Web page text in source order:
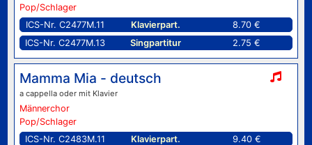
Pop/Schlager
ICS-Nr. C2477M.11
Klavierpart.
8.70 €
ICS-Nr. C2477M.13
Singpartitur 2.75 €
Mamma Mia - deutsch
a cappella oder mit Klavier
Männerchor
Pop/Schlager
ICS-Nr. C2483M.11
Klavierpart.
9.40 €